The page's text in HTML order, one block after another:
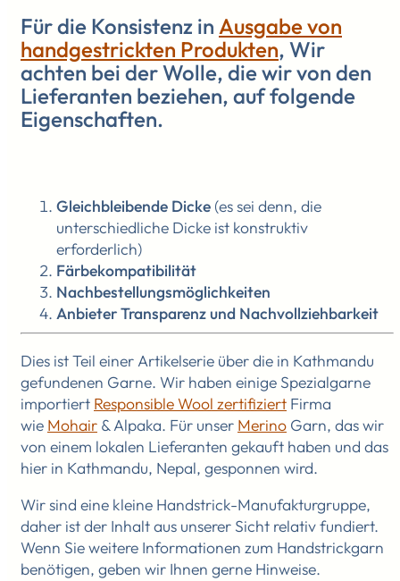
Für die Konsistenz in Ausgabe von
handgestrickten Produkten, Wir
achten bei der Wolle, die wir von den
Lieferanten beziehen, auf folgende
Eigenschaften.
Gleichbleibende Dicke (es sei denn, die
unterschiedliche Dicke ist konstruktiv
erforderlich)
Färbekompatibilität
Nachbestellungsmöglichkeiten
AnbieterTransparenz und Nachvollziehbarkeit
Dies ist Teil einer Artikelserie über die in Kathmandu
gefundenen Garne. Wir haben einige Spezialgarne
importiert Responsible Wool zertifiziert Firma
wie Mohair & Alpaka. Für unser Merino Garn, das wir
von einem lokalen Lieferanten gekauft haben und das
hier in Kathmandu, Nepal, gesponnen wird.
Wir sind eine kleine Handstrick-Manufakturgruppe,
daher ist der Inhalt aus unserer Sicht relativ fundiert.
Wenn Sie weitere Informationen zum Handstrickgarn
benötigen, geben wir Ihnen gerne Hinweise.